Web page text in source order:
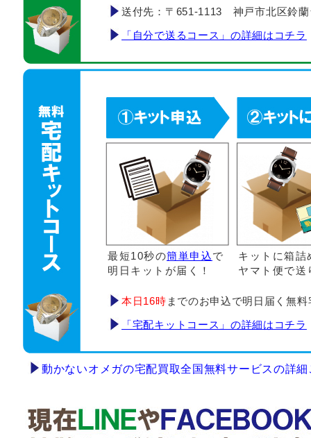
送付先：〒651-1113 神戸市北区鈴
「自分で送るコース」の詳細はコチラ
最短10秒の簡単申込で
明日キットが届く！
キットに箱詰
ヤマト便で送
本日16時 までのお申込で明日届く無
「宅配キットコース」の詳細はコチラ
動かないオメガの宅配買取全国無料サービスの詳